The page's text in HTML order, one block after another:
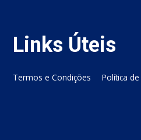
Links Úteis
Termos e Condições Política